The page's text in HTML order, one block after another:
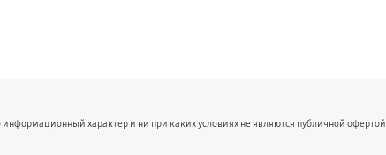
характер и ни при каких условиях не являются публичной